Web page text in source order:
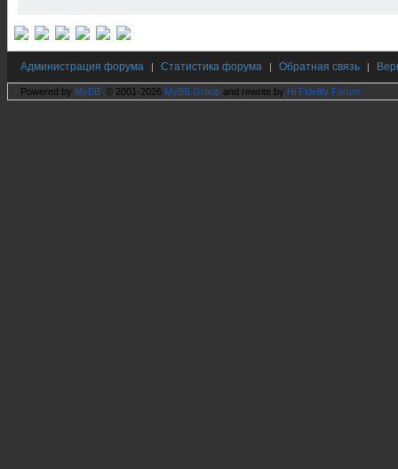
Администрация форума | Статистика форума | Обратная связь |
Powered by MyBB , © 2001-2026 MyBB Group and rewrite by Hi Fidelity Forum